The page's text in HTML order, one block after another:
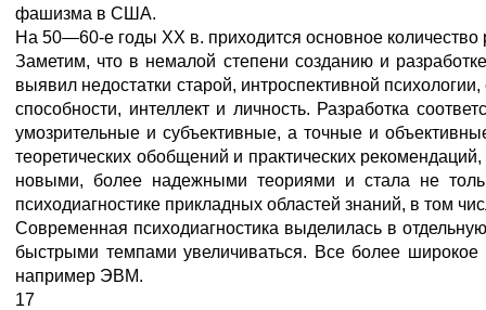
фашизма в США.
На 50—60-е годы XX в. приходится основное количество
Заметим, что в немалой степени созданию и
выявил недостатки старой, интроспективной
способности, интеллект и личность. Разработка
умозрительные и субъективные, а точные и
теоретических обобщений и практических
новыми, более надежными теориями и стала не
психодиагностике прикладных областей знаний, в том
Современная психодиагностика выделилась в
быстрыми темпами увеличиваться. Все более широкое
например ЭВМ.
17